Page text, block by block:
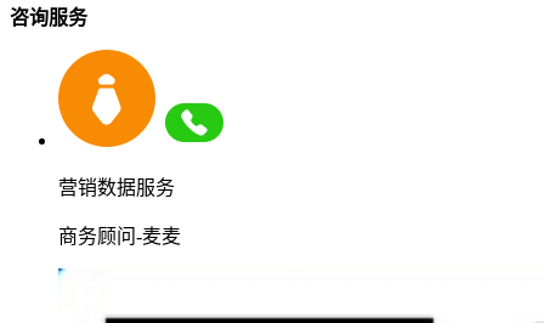
咨询服务
营销数据服务
商务顾问-麦麦